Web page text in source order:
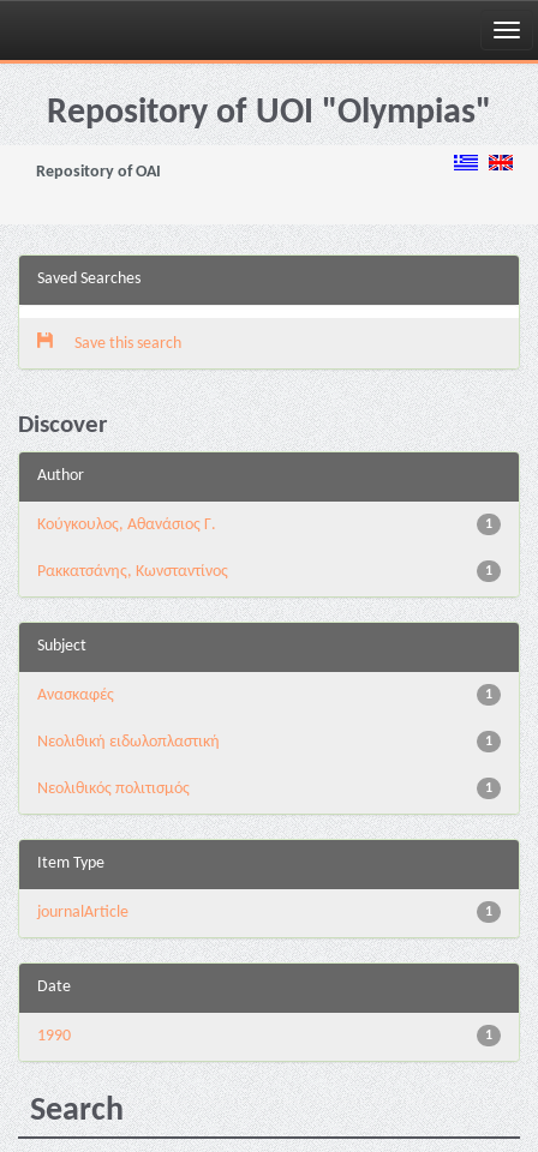
Skip
navigationRepository of UOI "Olympias"
Repository of OAI
Saved Searches
Save this search
Discover
Author
1
Κούγκουλος, Αθανάσιος Γ.
1
Ρακκατσάνης, Κωνσταντίνος
Subject
1
Ανασκαφές
1
Νεολιθική ειδωλοπλαστική
1
Νεολιθικός πολιτισμός
Item Type
1
journalArticle
Date
1
1990
Search